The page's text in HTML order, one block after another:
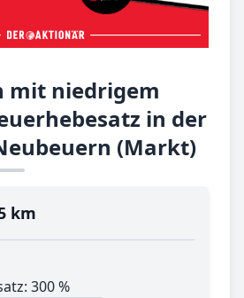
mit niedrigem
in der
(Markt)
km
300 %